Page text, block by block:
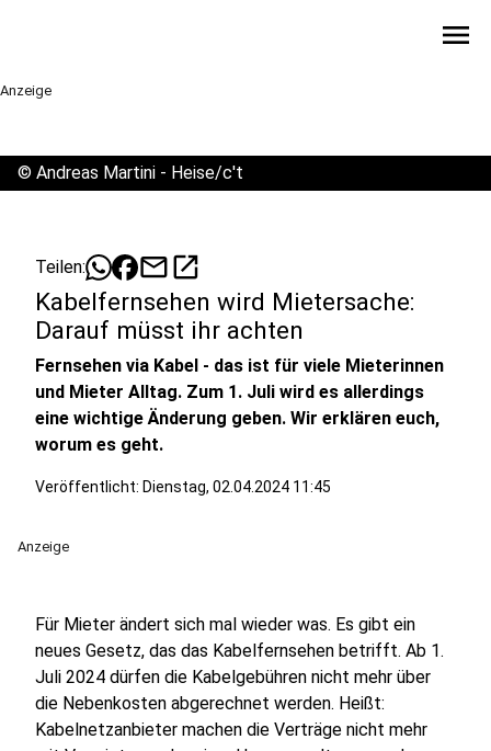
menu
Anzeige
© Andreas Martini - Heise/c't
Teilen: mailopen_in_new
Kabelfernsehen wird Mietersache:
Darauf müsst ihr achten
Fernsehen via Kabel - das ist für viele Mieterinnen
und Mieter Alltag. Zum 1. Juli wird es allerdings
eine wichtige Änderung geben. Wir erklären euch,
worum es geht.
Veröffentlicht: Dienstag, 02.04.2024 11:45
Anzeige
Für Mieter ändert sich mal wieder was. Es gibt ein
neues Gesetz, das das Kabelfernsehen betrifft. Ab 1.
Juli 2024 dürfen die Kabelgebühren nicht mehr über
die Nebenkosten abgerechnet werden. Heißt:
Kabelnetzanbieter machen die Verträge nicht mehr